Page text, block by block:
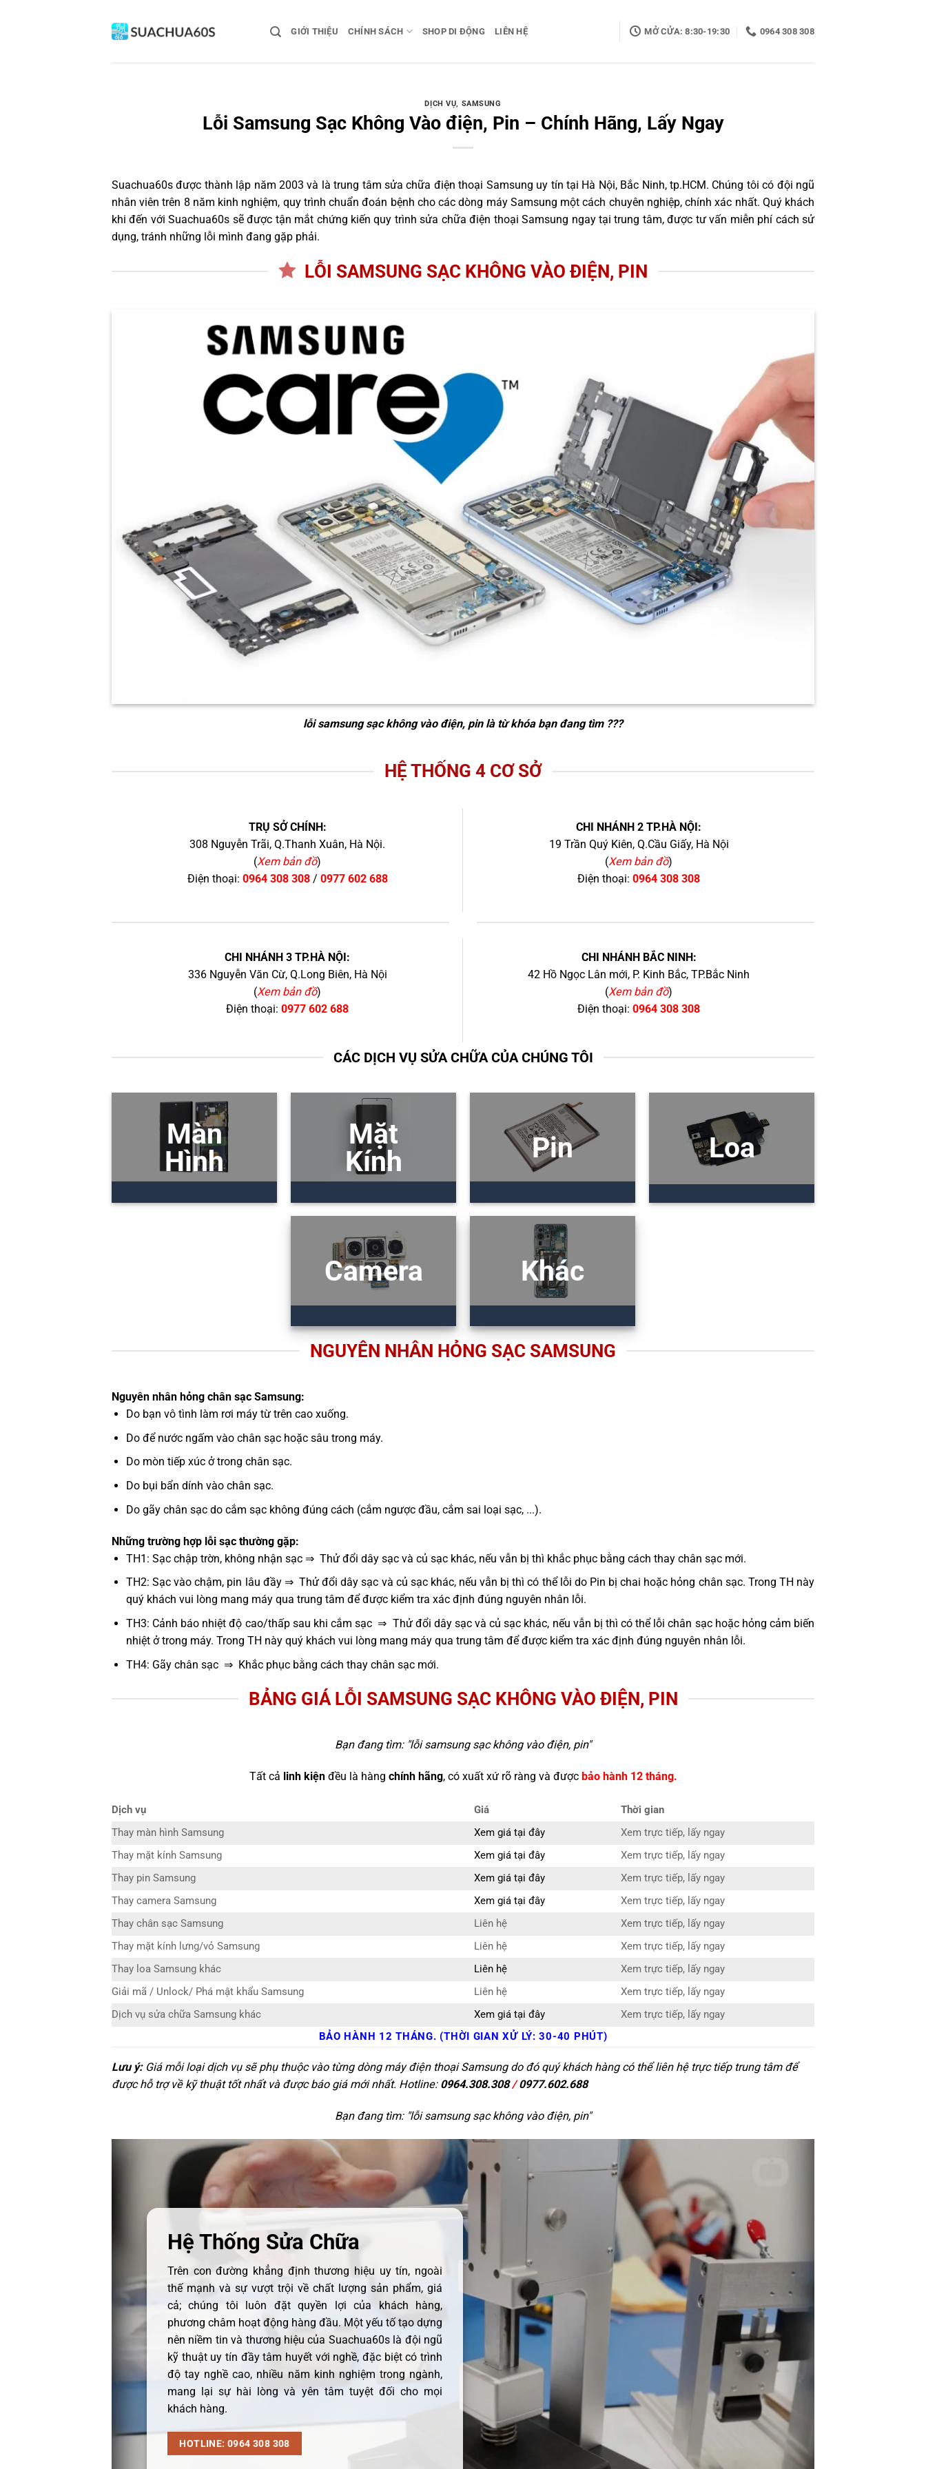
GIỚI THIỆU CHÍNH SÁCH SHOP DI ĐỘNG LIÊN HỆ MỞ CỬA: 8:30-19:30 0964 308 308
DỊCH VỤ, SAMSUNG
Lỗi Samsung Sạc Không Vào điện, Pin – Chính Hãng, Lấy Ngay
Suachua60s được thành lập năm 2003 và là trung tâm sửa chữa điện thoại Samsung uy tín tại Hà Nội, Bắc Ninh, tp.HCM. Chúng tôi có đội ngũ
nhân viên trên 8 năm kinh nghiệm, quy trình chuẩn đoán bệnh cho các dòng máy Samsung một cách chuyên nghiệp, chính xác nhất. Quý khách
khi đến với Suachua60s sẽ được tận mắt chứng kiến quy trình sửa chữa điện thoại Samsung ngay tại trung tâm, được tư vấn miễn phí cách sử
dụng, tránh những lỗi mình đang gặp phải.
LỖI SAMSUNG SẠC KHÔNG VÀO ĐIỆN, PIN
lỗi samsung sạc không vào điện, pinlà từ khóa bạn đang tìm ???
HỆ THỐNG 4 CƠ SỞ
TRỤ SỞ CHÍNH:
308 Nguyễn Trãi, Q.Thanh Xuân, Hà Nội.
(Xem bản đồ)
Điện thoại: 0964 308 308/ 0977 602 688
CHI NHÁNH 2 TP.HÀ NỘI:
19 Trần Quý Kiên, Q.Cầu Giấy, Hà Nội
(Xem bản đồ)
Điện thoại: 0964 308 308
CHI NHÁNH 3 TP.HÀ NỘI:
336 Nguyễn Văn Cừ, Q.Long Biên, Hà Nội
(Xem bản đồ)
Điện thoại: 0977 602 688
CHI NHÁNH BẮC NINH:
42 Hồ Ngọc Lân mới, P. Kinh Bắc, TP.Bắc Ninh
(Xem bản đồ)
Điện thoại: 0964 308 308
CÁC DỊCH VỤ SỬA CHỮA CỦA CHÚNG TÔI
Màn
Hình
Mặt
Kính
Pin Loa
Camera Khác
NGUYÊN NHÂN HỎNG SẠC SAMSUNG
Nguyên nhân hỏng chân sạc Samsung:
Do bạn vô tình làm rơi máy từ trên cao xuống.
Do để nước ngấm vào chân sạc hoặc sâu trong máy.
Do mòn tiếp xúc ở trong chân sạc.
Do bụi bẩn dính vào chân sạc.
Do gãy chân sạc do cắm sạc không đúng cách (cắm ngược đầu, cắm sai loại sạc, ...).
Những trường hợp lỗi sạc thường gặp:
TH1: Sạc chập trờn, không nhận sạc ⇒ Thử đổi dây sạc và củ sạc khác, nếu vẫn bị thì khắc phục bằng cách thay chân sạc mới.
TH2: Sạc vào chậm, pin lâu đầy ⇒ Thử đổi dây sạc và củ sạc khác, nếu vẫn bị thì có thể lỗi do Pin bị chai hoặc hỏng chân sạc. Trong TH này
quý khách vui lòng mang máy qua trung tâm để được kiểm tra xác định đúng nguyên nhân lỗi.
TH3: Cảnh báo nhiệt độ cao/thấp sau khi cắm sạc ⇒ Thử đổi dây sạc và củ sạc khác, nếu vẫn bị thì có thể lỗi chân sạc hoặc hỏng cảm biến
nhiệt ở trong máy. Trong TH này quý khách vui lòng mang máy qua trung tâm để được kiểm tra xác định đúng nguyên nhân lỗi.
TH4: Gãy chân sạc ⇒ Khắc phục bằng cách thay chân sạc mới.
BẢNG GIÁ LỖI SAMSUNG SẠC KHÔNG VÀO ĐIỆN, PIN
Bạn đang tìm: "lỗi samsung sạc không vào điện, pin"
Tất cả linh kiệnđều là hàng chính hãng, có xuất xứ rõ ràng và được bảo hành 12 tháng.
Dịch vụ Giá
Thời gian
Thay màn hình Samsung
Xem giá tại đây
Xem trực tiếp, lấy ngay
Thay mặt kính Samsung
Xem giá tại đây
Xem trực tiếp, lấy ngay
Thay pin Samsung
Xem giá tại đây
Xem trực tiếp, lấy ngay
Thay camera Samsung
Xem giá tại đây
Xem trực tiếp, lấy ngay
Thay chân sạc Samsung
Liên hệ
Xem trực tiếp, lấy ngay
Thay mặt kính lưng/vỏ Samsung
Liên hệ
Xem trực tiếp, lấy ngay
Thay loa Samsung khác
Liên hệ
Xem trực tiếp, lấy ngay
Giải mã / Unlock/ Phá mật khẩu Samsung
Liên hệ
Xem trực tiếp, lấy ngay
Dịch vụ sửa chữa Samsung khác
Xem giá tại đây
Xem trực tiếp, lấy ngay
BẢO HÀNH 12 THÁNG. (THỜI GIAN XỬ LÝ: 30-40 PHÚT)
Lưu ý:Giá mỗi loại dịch vụ sẽ phụ thuộc vào từng dòng máy điện thoại Samsung do đó quý khách hàng có thể liên hệ trực tiếp trung tâm để
được hỗ trợ về kỹ thuật tốt nhất và được báo giá mới nhất. Hotline: 0964.308.308/0977.602.688
Bạn đang tìm: "lỗi samsung sạc không vào điện, pin"
Hệ Thống Sửa Chữa
Trên con đường khẳng định thương hiệu uy tín, ngoài
thế mạnh và sự vượt trội về chất lượng sản phẩm, giá
cả; chúng tôi luôn đặt quyền lợi của khách hàng,
phương châm hoạt động hàng đầu. Một yếu tố tạo dựng
nên niềm tin và thương hiệu của Suachua60s là đội ngũ
kỹ thuật uy tín đầy tâm huyết với nghề, đặc biệt có trình
độ tay nghề cao, nhiều năm kinh nghiệm trong ngành,
mang lại sự hài lòng và yên tâm tuyệt đối cho mọi
khách hàng.
HOTLINE: 0964 308 308